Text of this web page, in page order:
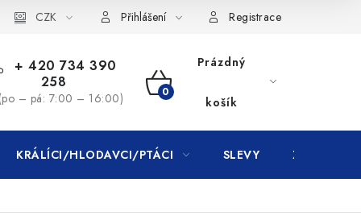
CZK Přihlášení Registrace
+ 420 734 390
258
– pá: 7:00 – 16:00)
NÁKUPNÍ
KOŠÍK
Prázdný
košík
KRÁLÍCI/HLODAVCI/PTÁCI SLEVY ZNAČKY